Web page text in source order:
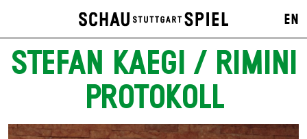
EN
STEFAN KAEGI / RIMINI
PROTOKOLL